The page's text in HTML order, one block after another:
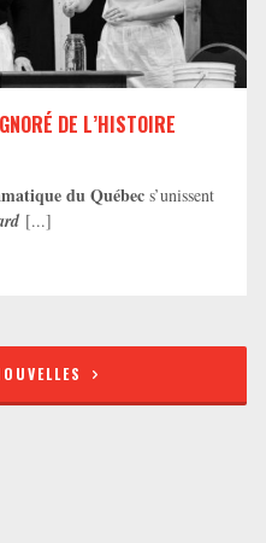
DE L’HISTOIRE
du Québec s’unissent
[...]